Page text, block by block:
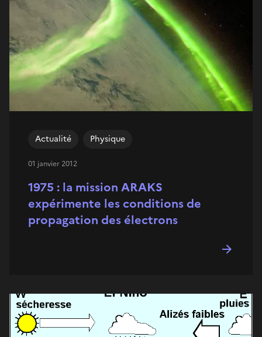
1975 : la mission ARAKS
expérimente les conditions de
propagation des électrons
Actualité Physique
01 janvier 2012